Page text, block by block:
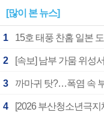
[많이 본 뉴스]
1 15호 태풍 찬홈 일본
2 [속보] 남부 가뭄 위성
3 까마귀 탓?…폭염 속
4